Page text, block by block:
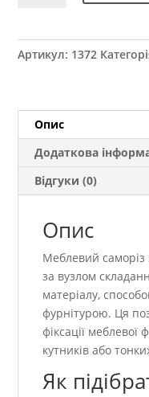
кількість
Артикул: 1372
Опис
Додаткова
Відгуки (0)
Опис
Меблевий
за вузлом
матеріалу,
фурнітурою. Ця
фіксації
кутників або
Як